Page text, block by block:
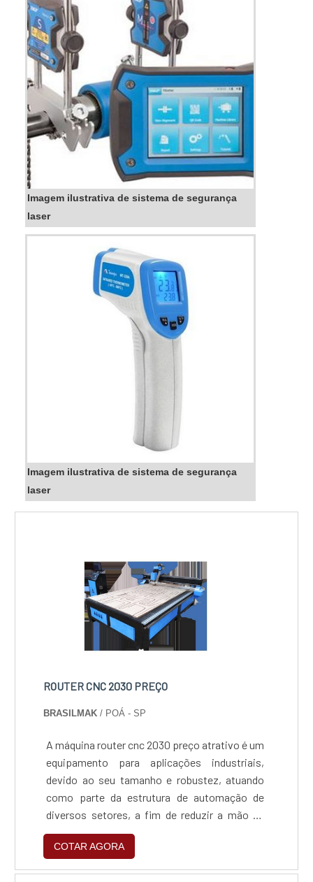
Imagem ilustrativa de sistema de segurança
laser
Imagem ilustrativa de sistema de segurança
laser
ROUTER CNC 2030 PREÇO
BRASILMAK / POÁ - SP
A máquina router cnc 2030 preço atrativo é um
equipamento para aplicações industriais,
devido ao seu tamanho e robustez, atuando
como parte da estrutura de automação de
diversos setores, a fim de reduzir a mão de
obra e, consequentemente, aumentar a
capacidade produtiva do segmento em que for
utilizada.MAIS INFORMAÇÕES SOBRE O
COTAR AGORA